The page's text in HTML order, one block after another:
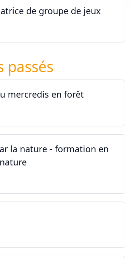
de groupe de jeux
passés
mercredis en forêt
la nature - formation en